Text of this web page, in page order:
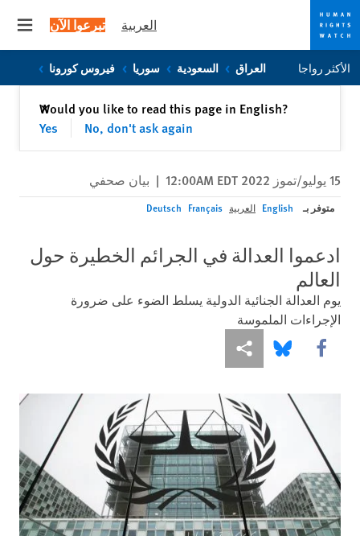
Skip
to
Skip
to
العربية تبرعوا الآن
الأكثر رواجا العراق السعودية سوريا فيروس كورونا
Would you like to read this page in English?
Yes
No, don't ask again
✕إغلاق
15 يوليو/تموز 2022 12:00AM EDT | بيان صحفي
متوفر بـ English العربية Français
Deutsch
ادعموا العدالة في الجرائم الخطيرة حول
العالم
يوم العدالة الجنائية الدولية يسلط الضوء على ضرورة
الإجراءات الملموسة
Share this via Facebook
Share this via Bluesky
Share this via مشاركة